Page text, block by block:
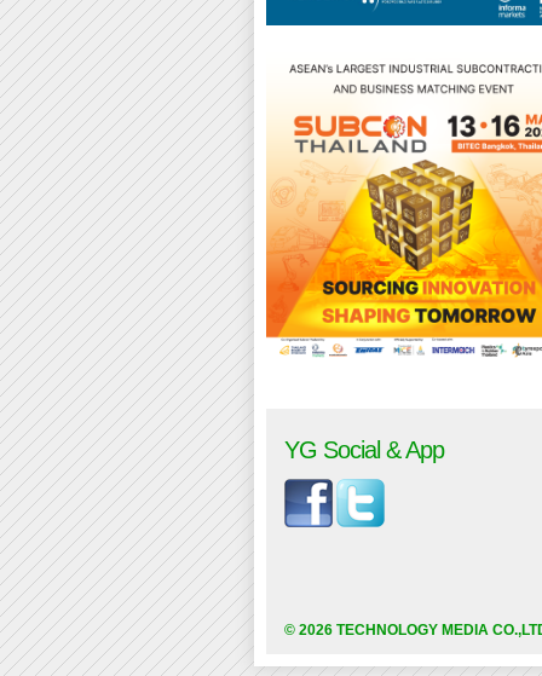
YG Social & App
© 2026 TECHNOLOGY MEDIA